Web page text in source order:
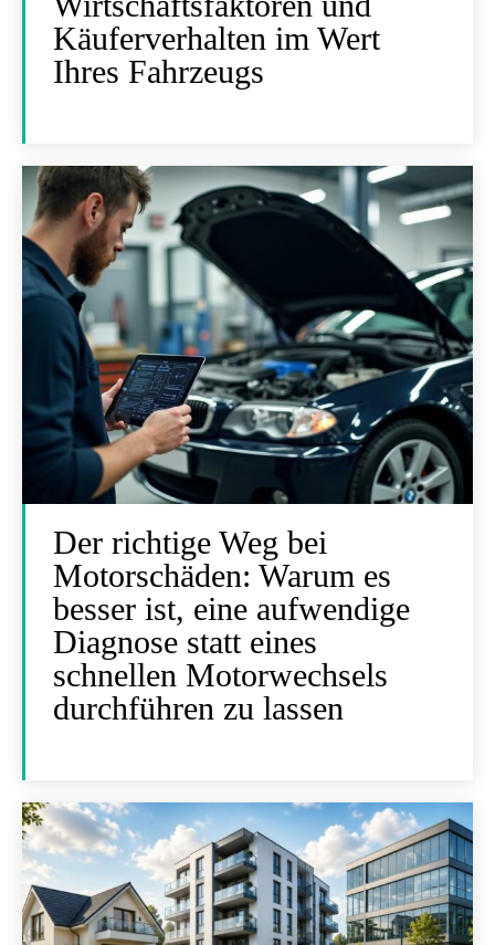
Käuferverhalten im Wert
Ihres Fahrzeugs
Der richtige Weg bei
Motorschäden: Warum es
besser ist, eine aufwendige
Diagnose statt eines
schnellen Motorwechsels
durchführen zu lassen